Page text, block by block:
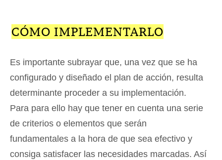
CÓMO IMPLEMENTARLO
Es importante subrayar que, una vez que se ha
configurado y diseñado el plan de acción, resulta
determinante proceder a su implementación.
Para para ello hay que tener en cuenta una serie
de criterios o elementos que serán
fundamentales a la hora de que sea efectivo y
consiga satisfacer las necesidades marcadas. Así